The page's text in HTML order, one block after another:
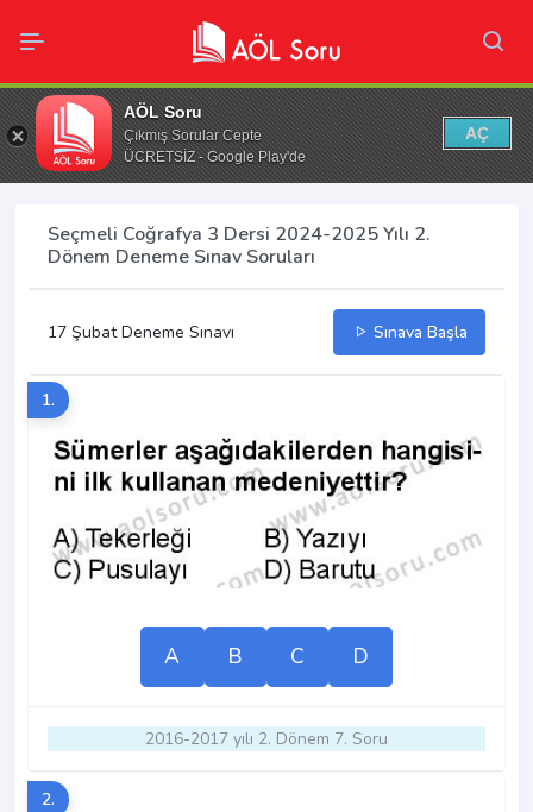
AÖL Soru
Çıkmış Sorular Cepte
ÜCRETSİZ - Google Play'de
AÇ
Seçmeli Coğrafya 3 Dersi 2024-2025 Yılı 2.
Dönem Deneme Sınav Soruları
17 Şubat Deneme Sınavı Sınava Başla
1.
A B C D
2016-2017 yılı 2. Dönem 7. Soru
2.